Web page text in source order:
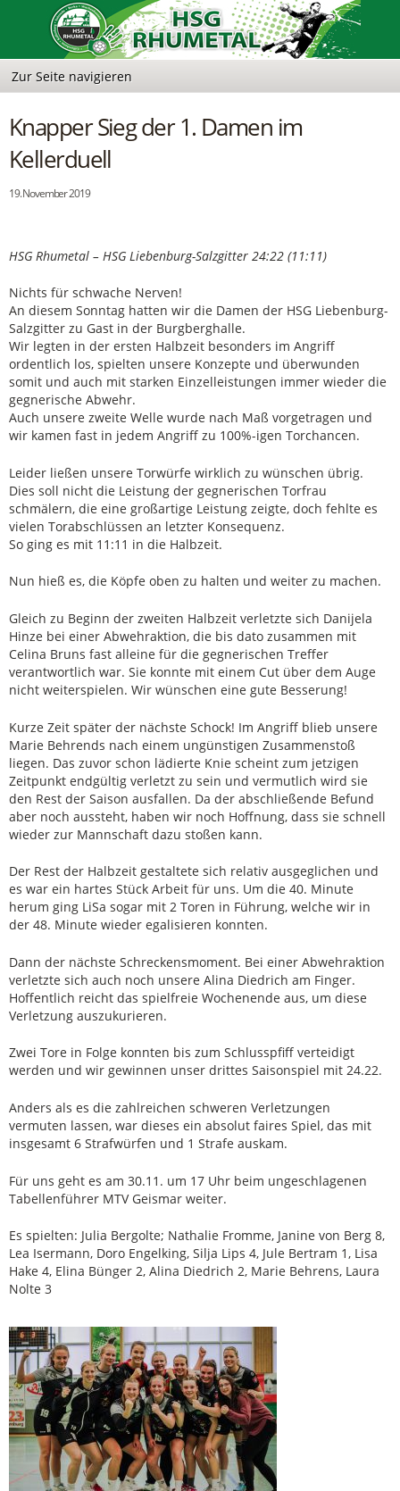
Knapper Sieg der 1. Damen im
Kellerduell
19. November 2019
HSG Rhumetal – HSG Liebenburg-Salzgitter 24:22 (11:11)
Nichts für schwache Nerven!
An diesem Sonntag hatten wir die Damen der HSG Liebenburg-
Salzgitter zu Gast in der Burgberghalle.
Wir legten in der ersten Halbzeit besonders im Angriff
ordentlich los, spielten unsere Konzepte und überwunden
somit und auch mit starken Einzelleistungen immer wieder die
gegnerische Abwehr.
Auch unsere zweite Welle wurde nach Maß vorgetragen und
wir kamen fast in jedem Angriff zu 100%-igen Torchancen.
Leider ließen unsere Torwürfe wirklich zu wünschen übrig.
Dies soll nicht die Leistung der gegnerischen Torfrau
schmälern, die eine großartige Leistung zeigte, doch fehlte es
vielen Torabschlüssen an letzter Konsequenz.
So ging es mit 11:11 in die Halbzeit.
Nun hieß es, die Köpfe oben zu halten und weiter zu machen.
Gleich zu Beginn der zweiten Halbzeit verletzte sich Danijela
Hinze bei einer Abwehraktion, die bis dato zusammen mit
Celina Bruns fast alleine für die gegnerischen Treffer
verantwortlich war. Sie konnte mit einem Cut über dem Auge
nicht weiterspielen. Wir wünschen eine gute Besserung!
Kurze Zeit später der nächste Schock! Im Angriff blieb unsere
Marie Behrends nach einem ungünstigen Zusammenstoß
liegen. Das zuvor schon lädierte Knie scheint zum jetzigen
Zeitpunkt endgültig verletzt zu sein und vermutlich wird sie
den Rest der Saison ausfallen. Da der abschließende Befund
aber noch aussteht, haben wir noch Hoffnung, dass sie schnell
wieder zur Mannschaft dazu stoßen kann.
Der Rest der Halbzeit gestaltete sich relativ ausgeglichen und
es war ein hartes Stück Arbeit für uns. Um die 40. Minute
herum ging LiSa sogar mit 2 Toren in Führung, welche wir in
der 48. Minute wieder egalisieren konnten.
Dann der nächste Schreckensmoment. Bei einer Abwehraktion
verletzte sich auch noch unsere Alina Diedrich am Finger.
Hoffentlich reicht das spielfreie Wochenende aus, um diese
Verletzung auszukurieren.
Zwei Tore in Folge konnten bis zum Schlusspfiff verteidigt
werden und wir gewinnen unser drittes Saisonspiel mit 24.22.
Anders als es die zahlreichen schweren Verletzungen
vermuten lassen, war dieses ein absolut faires Spiel, das mit
insgesamt 6 Strafwürfen und 1 Strafe auskam.
Für uns geht es am 30.11. um 17 Uhr beim ungeschlagenen
Tabellenführer MTV Geismar weiter.
Es spielten: Julia Bergolte; Nathalie Fromme, Janine von Berg 8,
Lea Isermann, Doro Engelking, Silja Lips 4, Jule Bertram 1, Lisa
Hake 4, Elina Bünger 2, Alina Diedrich 2, Marie Behrens, Laura
Nolte 3